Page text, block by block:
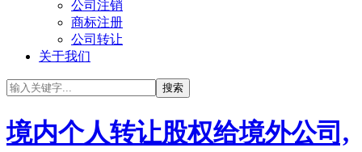
公司注销
商标注册
公司转让
关于我们
境内个人转让股权给境外公司,